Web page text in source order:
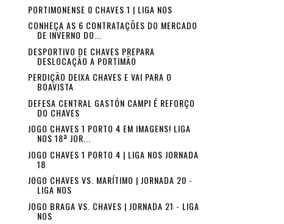
PORTIMONENSE 0 CHAVES 1 | LIGA NOS
CONHEÇA AS 6 CONTRATAÇÕES DO MERCADO
DE INVERNO DO...
DESPORTIVO DE CHAVES PREPARA
DESLOCAÇÃO A PORTIMÃO
PERDIÇÃO DEIXA CHAVES E VAI PARA O
BOAVISTA
DEFESA CENTRAL GASTÓN CAMPI É REFORÇO
DO CHAVES
JOGO CHAVES 1 PORTO 4 EM IMAGENS! LIGA
NOS 18ª JOR...
JOGO CHAVES 1 PORTO 4 | LIGA NOS JORNADA
18
JOGO CHAVES VS. MARÍTIMO | JORNADA 20 -
LIGA NOS
JOGO BRAGA VS. CHAVES | JORNADA 21 - LIGA
NOS